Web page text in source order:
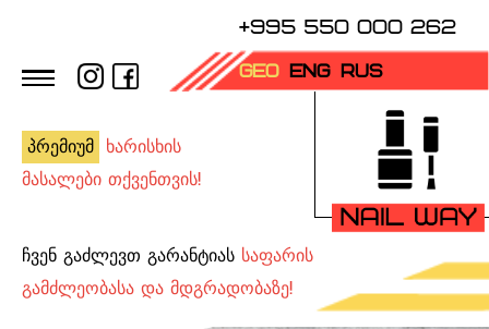
+995 550 000 262
GEO ENG RUS
პრემიუმ ხარისხის
მასალები თქვენთვის!
ჩვენ გაძლევთ გარანტიას საფარის
გამძლეობასა და მდგრადობაზე!